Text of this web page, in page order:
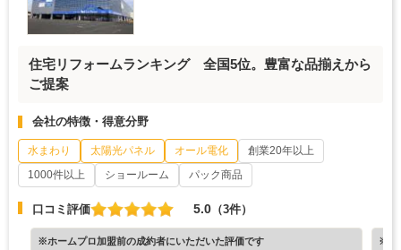
住宅リフォームランキング 全国5位。豊富な品揃えから
ご提案
会社の特徴・得意分野
水まわり 太陽光パネル オール電化
創業20年以上
1000件以上
ショールーム パック商品
口コミ評価 5.0 （3件）
※ホームプロ加盟前の成約者にいただいた評価です ※ホ